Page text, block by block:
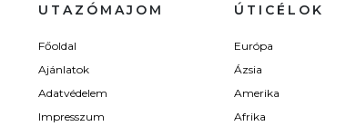
UTAZÓMAJOM
Főoldal
Ajánlatok
Adatvédelem
Impresszum
ÚTICÉLOK
Európa
Ázsia
Amerika
Afrika